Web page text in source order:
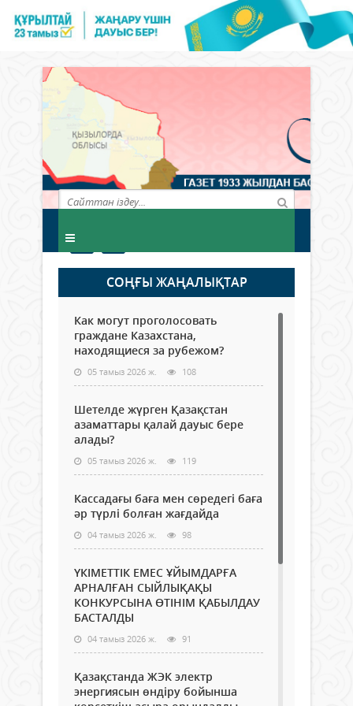
СОҢҒЫ ЖАҢАЛЫҚТАР
Как могут проголосовать
граждане Казахстана,
находящиеся за рубежом?
05 тамыз 2026 ж. 108
Шетелде жүрген Қазақстан
азаматтары қалай дауыс бере
алады?
05 тамыз 2026 ж. 119
Кассадағы баға мен сөредегі баға
әр түрлі болған жағдайда
04 тамыз 2026 ж. 98
ҮКІМЕТТІК ЕМЕС ҰЙЫМДАРҒА
АРНАЛҒАН СЫЙЛЫҚАҚЫ
КОНКУРСЫНА ӨТІНІМ ҚАБЫЛДАУ
БАСТАЛДЫ
04 тамыз 2026 ж. 91
Қазақстанда ЖЭК электр
энергиясын өндіру бойынша